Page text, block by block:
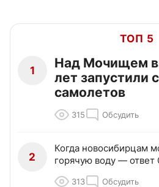
ТОП 5
1
Над Мочищем
лет запустили
самолетов
315 Обсудить
2
Когда новосибирцам
горячую воду — ответ
313 Обсудить